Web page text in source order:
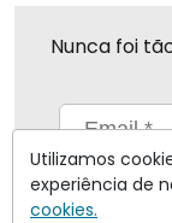
Nunca foi
Eu concordo
informações
Utilizamos
experiência de
cookies.